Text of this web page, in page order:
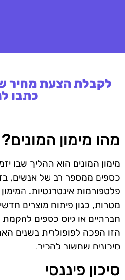
לקבלת הצעת מחיר
כתבו
מהו מימון המונים?
מימון המונים הוא תהליך שבו
כספים ממספר רב של אנשים,
פלטפורמות אינטרנטיות.
מטרות, כגון פיתוח מוצרים
חברתיים או גיוס כספים להקמת
הזו הפכה לפופולרית בשנים
סיכונים שחשוב להכיר.
סיכון פיננסי